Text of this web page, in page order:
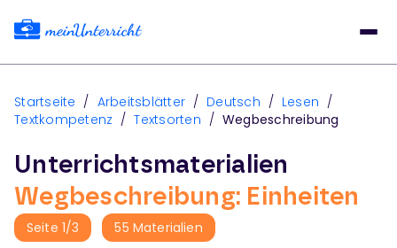
Startseite / Arbeitsblätter / Deutsch / Lesen /
Textkompetenz / Textsorten / Wegbeschreibung
Unterrichtsmaterialien
Wegbeschreibung: Einheiten
Seite 1/3 55 Materialien